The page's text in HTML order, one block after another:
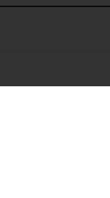
）が荒れがちな手